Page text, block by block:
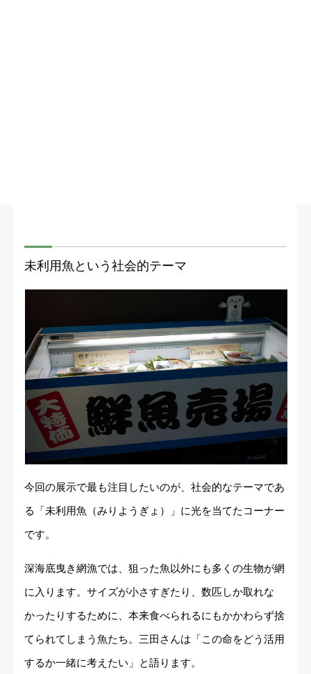
未利用魚という社会的テーマ
今回の展示で最も注目したいのが、社会的なテーマであ
る「未利用魚（みりようぎょ）」に光を当てたコーナー
です。
深海底曳き網漁では、狙った魚以外にも多くの生物が網
に入ります。サイズが小さすぎたり、数匹しか取れな
かったりするために、本来食べられるにもかかわらず捨
てられてしまう魚たち。三田さんは「この命をどう活用
するか一緒に考えたい」と語ります。